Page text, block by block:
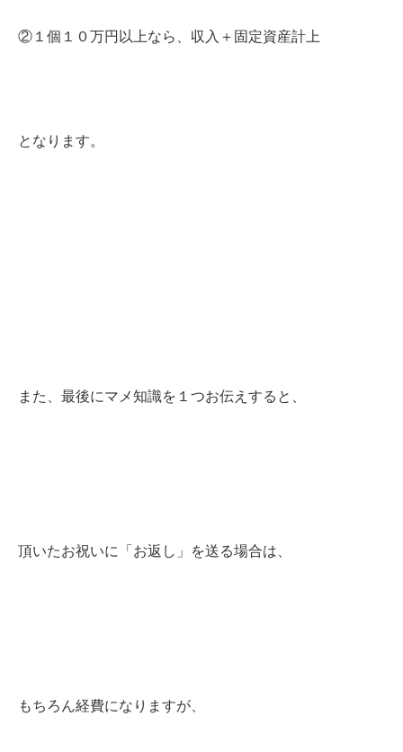
②１個１０万円以上なら、収入＋固定資産計上
となります。
また、最後にマメ知識を１つお伝えすると、
頂いたお祝いに「お返し」を送る場合は、
もちろん経費になりますが、